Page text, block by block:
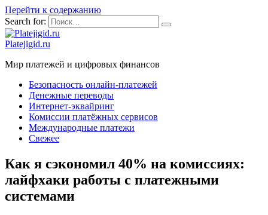
Перейти к содержанию
Search for:
Platejigid.ru
Мир платежей и цифровых финансов
Безопасность онлайн-платежей
Денежные переводы
Интернет-эквайринг
Комиссии платёжных сервисов
Международные платежи
Свежее
Как я сэкономил 40% на комиссиях:
лайфхаки работы с платежными
системами